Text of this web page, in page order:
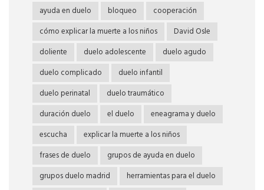
ayuda en duelo
bloqueo
cooperación
cómo explicar la muerte a los niños
David Osle
doliente
duelo adolescente
duelo agudo
duelo complicado
duelo infantil
duelo perinatal
duelo traumático
duración duelo
el duelo
eneagrama y duelo
escucha
explicar la muerte a los niños
frases de duelo
grupos de ayuda en duelo
grupos duelo madrid
herramientas para el duelo